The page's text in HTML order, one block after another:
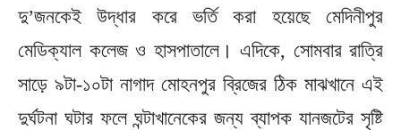
দু’জনকেই উদ্ধার করে ভর্তি করা হয়েছে মেদিনীপুর
মেডিক্যাল কলেজ ও হাসপাতালে। এদিকে, সোমবার রাত্রি
সাড়ে ৯টা-১০টা নাগাদ মোহনপুর ব্রিজের ঠিক মাঝখানে এই
দুর্ঘটনা ঘটার ফলে ঘন্টাখানেকের জন্য ব্যাপক যানজটের সৃষ্টি